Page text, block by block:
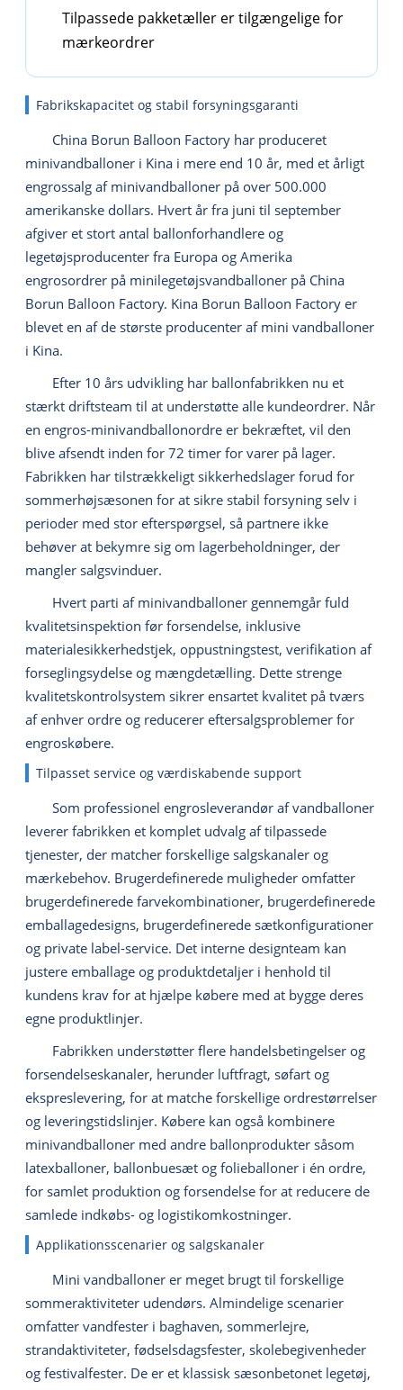
Tilpassede pakketæller er tilgængelige for
mærkeordrer
Fabrikskapacitet og stabil forsyningsgaranti
China Borun Balloon Factory har produceret
minivandballoner i Kina i mere end 10 år, med et årligt
engrossalg af minivandballoner på over 500.000
amerikanske dollars. Hvert år fra juni til september
afgiver et stort antal ballonforhandlere og
legetøjsproducenter fra Europa og Amerika
engrosordrer på minilegetøjsvandballoner på China
Borun Balloon Factory. Kina Borun Balloon Factory er
blevet en af ​​de største producenter af mini vandballoner
i Kina.
Efter 10 års udvikling har ballonfabrikken nu et
stærkt driftsteam til at understøtte alle kundeordrer. Når
en engros-minivandballonordre er bekræftet, vil den
blive afsendt inden for 72 timer for varer på lager.
Fabrikken har tilstrækkeligt sikkerhedslager forud for
sommerhøjsæsonen for at sikre stabil forsyning selv i
perioder med stor efterspørgsel, så partnere ikke
behøver at bekymre sig om lagerbeholdninger, der
mangler salgsvinduer.
Hvert parti af minivandballoner gennemgår fuld
kvalitetsinspektion før forsendelse, inklusive
materialesikkerhedstjek, oppustningstest, verifikation af
forseglingsydelse og mængdetælling. Dette strenge
kvalitetskontrolsystem sikrer ensartet kvalitet på tværs
af enhver ordre og reducerer eftersalgsproblemer for
engroskøbere.
Tilpasset service og værdiskabende support
Som professionel engrosleverandør af vandballoner
leverer fabrikken et komplet udvalg af tilpassede
tjenester, der matcher forskellige salgskanaler og
mærkebehov. Brugerdefinerede muligheder omfatter
brugerdefinerede farvekombinationer, brugerdefinerede
emballagedesigns, brugerdefinerede sætkonfigurationer
og private label-service. Det interne designteam kan
justere emballage og produktdetaljer i henhold til
kundens krav for at hjælpe købere med at bygge deres
egne produktlinjer.
Fabrikken understøtter flere handelsbetingelser og
forsendelseskanaler, herunder luftfragt, søfart og
ekspreslevering, for at matche forskellige ordrestørrelser
og leveringstidslinjer. Købere kan også kombinere
minivandballoner med andre ballonprodukter såsom
latexballoner, ballonbuesæt og folieballoner i én ordre,
for samlet produktion og forsendelse for at reducere de
samlede indkøbs- og logistikomkostninger.
Applikationsscenarier og salgskanaler
Mini vandballoner er meget brugt til forskellige
sommeraktiviteter udendørs. Almindelige scenarier
omfatter vandfester i baghaven, sommerlejre,
strandaktiviteter, fødselsdagsfester, skolebegivenheder
og festivalfester. De er et klassisk sæsonbetonet legetøj,